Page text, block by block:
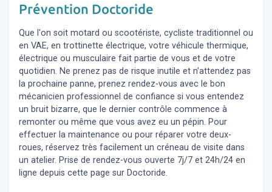
Prévention Doctoride
Que l'on soit motard ou scootériste, cycliste traditionnel ou
en VAE, en trottinette électrique, votre véhicule thermique,
électrique ou musculaire fait partie de vous et de votre
quotidien. Ne prenez pas de risque inutile et n'attendez pas
la prochaine panne, prenez rendez-vous avec le bon
mécanicien professionnel de confiance si vous entendez
un bruit bizarre, que le dernier contrôle commence à
remonter ou même que vous avez eu un pépin. Pour
effectuer la maintenance ou pour réparer votre deux-
roues, réservez très facilement un créneau de visite dans
un atelier. Prise de rendez-vous ouverte 7j/7 et 24h/24 en
ligne depuis cette page sur Doctoride.